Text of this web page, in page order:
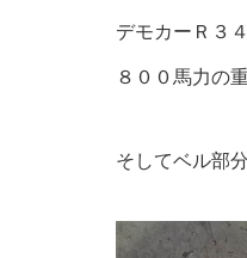
デモカーＲ３
８００馬力の
そしてベル部